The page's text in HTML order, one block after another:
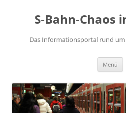
S-Bahn-Chaos
Das Informationsportal rund
Menü